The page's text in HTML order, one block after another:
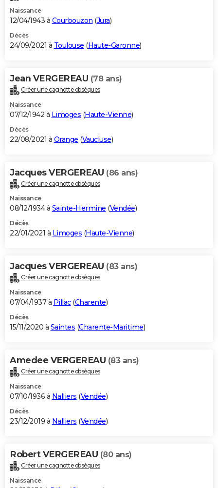
Naissance
12/04/1943 à Courbouzon (Jura)
Décès
24/09/2021 à Toulouse (Haute-Garonne)
Jean VERGEREAU (78 ans)
Créer une cagnotte obsèques
Naissance
07/12/1942 à Limoges (Haute-Vienne)
Décès
22/08/2021 à Orange (Vaucluse)
Jacques VERGEREAU (86 ans)
Créer une cagnotte obsèques
Naissance
08/12/1934 à Sainte-Hermine (Vendée)
Décès
22/01/2021 à Limoges (Haute-Vienne)
Jacques VERGEREAU (83 ans)
Créer une cagnotte obsèques
Naissance
07/04/1937 à Pillac(Charente)
Décès
15/11/2020 à Saintes (Charente-Maritime)
Amedee VERGEREAU (83 ans)
Créer une cagnotte obsèques
Naissance
07/10/1936 à Nalliers (Vendée)
Décès
23/12/2019 à Nalliers (Vendée)
Robert VERGEREAU (80 ans)
Créer une cagnotte obsèques
Naissance